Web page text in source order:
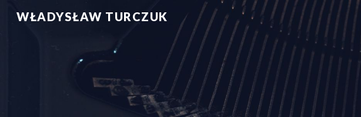
Skip to main content
WŁADYSŁAW TURCZUK